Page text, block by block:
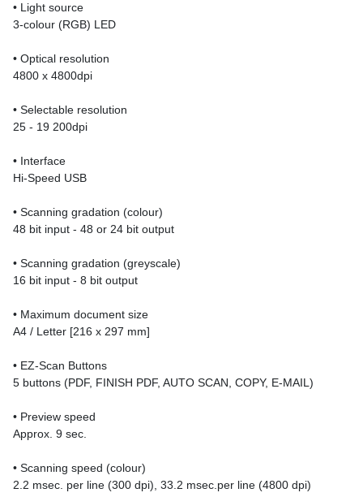
• Light source
3-colour (RGB) LED
• Optical resolution
4800 x 4800dpi
• Selectable resolution
25 - 19 200dpi
• Interface
Hi-Speed USB
• Scanning gradation (colour)
48 bit input - 48 or 24 bit output
• Scanning gradation (greyscale)
16 bit input - 8 bit output
• Maximum document size
A4 / Letter [216 x 297 mm]
• EZ-Scan Buttons
5 buttons (PDF, FINISH PDF, AUTO SCAN, COPY, E-MAIL)
• Preview speed
Approx. 9 sec.
• Scanning speed (colour)
2.2 msec. per line (300 dpi), 33.2 msec.per line (4800 dpi)